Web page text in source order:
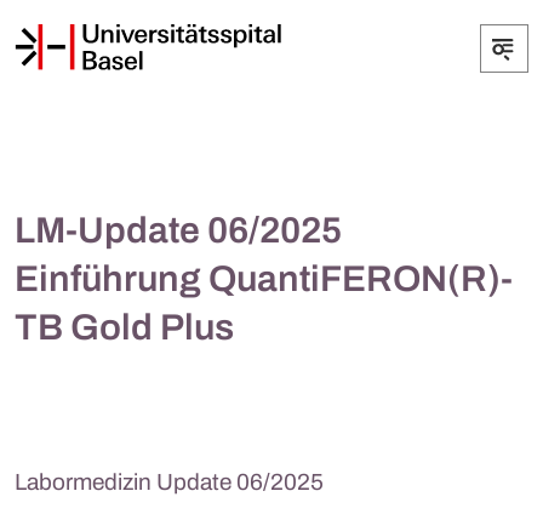
LM-Update 06/2025
Einführung QuantiFERON(R)-
TB Gold Plus
Labormedizin Update 06/2025